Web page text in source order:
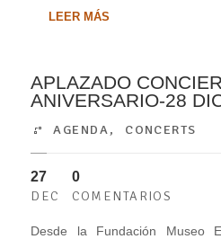
LEER MÁS
APLAZADO
ANIVERSARIO-28
AGENDA, CONCERTS
27
DEC
0
COMENTARIOS
Desde la Fundación Museo